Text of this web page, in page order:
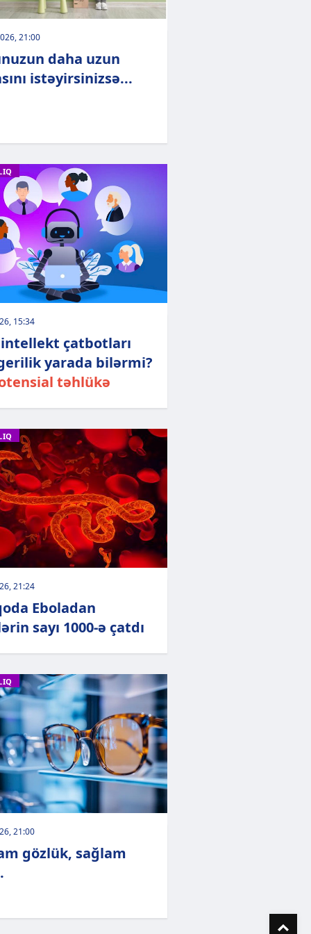
21:00
daha uzun
istəyirsinizsə...
15:34
çatbotları
yarada bilərmi?
təhlükə
21:24
Eboladan
sayı 1000-ə çatdı
21:00
gözlük, sağlam